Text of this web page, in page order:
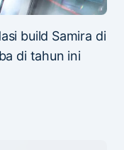
build Samira di
di tahun ini